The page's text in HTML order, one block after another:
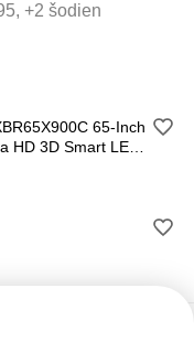
+2 šodien
65-Inch
HD 3D Smart LED